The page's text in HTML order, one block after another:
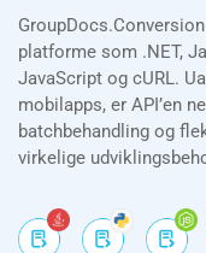
platforme som .NET,
JavaScript og cURL.
mobilapps, er API’en
batchbehandling og
virkelige